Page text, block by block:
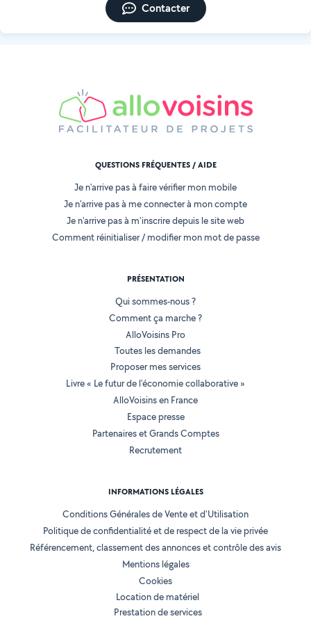
Contacter
QUESTIONS FRÉQUENTES / AIDE
Je n'arrive pas à faire vérifier mon mobile
Je n'arrive pas à me connecter à mon compte
Je n'arrive pas à m'inscrire depuis le site web
Comment réinitialiser / modifier mon mot de passe
PRÉSENTATION
Qui sommes-nous ?
Comment ça marche ?
AlloVoisins Pro
Toutes les demandes
Proposer mes services
Livre « Le futur de l'économie collaborative »
AlloVoisins en France
Espace presse
Partenaires et Grands Comptes
Recrutement
INFORMATIONS LÉGALES
Conditions Générales de Vente et d'Utilisation
Politique de confidentialité et de respect de la vie privée
Référencement, classement des annonces et contrôle des avis
Mentions légales
Cookies
Location de matériel
Prestation de services